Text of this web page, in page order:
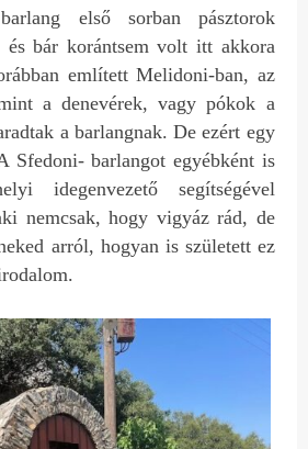
első sorban pásztorok
és bár korántsem volt itt akkora
említett Melidoni-ban, az
a denevérek, vagy pókok a
a barlangnak. De ezért egy
Sfedoni- barlangot egyébként is
idegenvezető segítségével
nemcsak, hogy vigyáz rád, de
arról, hogyan is született ez